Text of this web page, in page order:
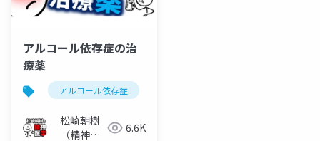
アルコール依存症の治
療薬
アルコール依存症
松崎朝樹
（精神科
6.6K